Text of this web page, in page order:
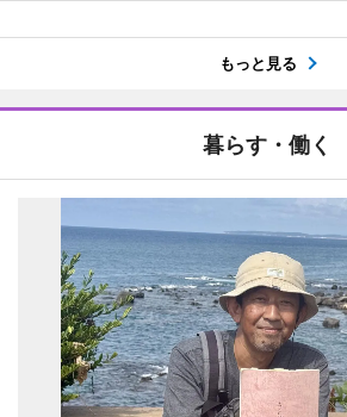
もっと見る
暮らす・働く